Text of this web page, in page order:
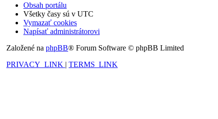
Obsah portálu
Všetky časy sú v UTC
Vymazať cookies
Napísať administrátorovi
Založené na phpBB® Forum Software © phpBB Limited
PRIVACY_LINK | TERMS_LINK